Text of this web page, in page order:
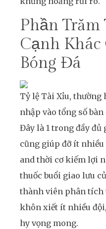
Phần
Cạnh Khác
Bóng Đá
Tỷ lệ Tài Xỉu, thường
nhập vào tổng số
Đây là 1 trong đầy đủ
cũng giúp đỡ ít
and thời cơ kiếm lợi
thuốc buổi giao lưu
thành viên phân tích
khôn xiết ít nhiều
hy vọng mong.